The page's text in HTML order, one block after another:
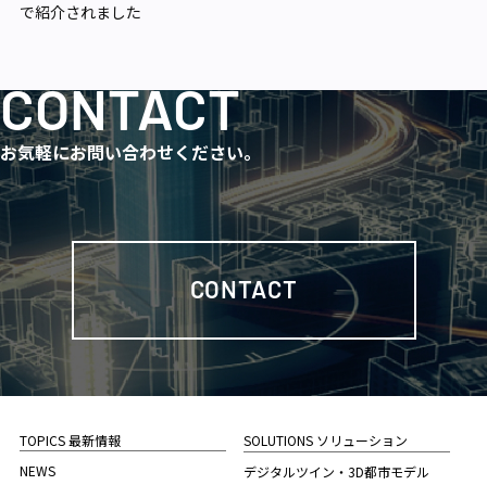
で紹介されました
CONTACT
お気軽にお問い合わせください。
CONTACT
TOPICS 最新情報
NEWS
SOLUTIONS ソリューション
デジタルツイン・3D都市モデル